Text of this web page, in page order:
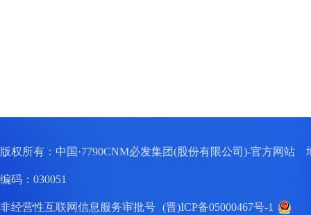
版权所有：中国·7790CNM必发集团(股份有限公司)-官方网
编码：030051
非经营性互联网信息服务审批号 (晋)ICP备05000467号-1